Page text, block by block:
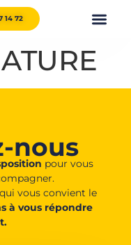
14 72
nous
pour vous
vous convient le
à vous répondre